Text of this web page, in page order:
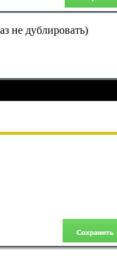
не дублировать)